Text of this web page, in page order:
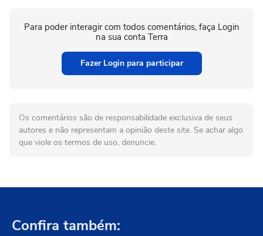
Para poder interagir com todos comentários, faça Login
na sua conta Terra
Fazer Login para participar
Os comentários são de responsabilidade exclusiva de seus
autores e não representam a opinião deste site. Se achar algo
que viole os termos de uso, denuncie.
Confira também: